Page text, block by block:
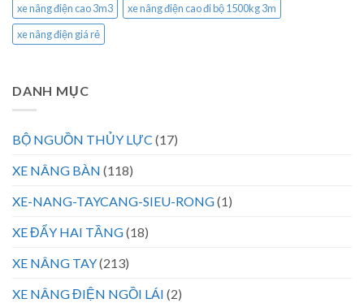
xe nâng điện cao 3m3
xe nâng điện cao đi bộ 1500kg 3m
xe nâng điện giá rẻ
DANH MỤC
BỘ NGUỒN THỦY LỰC (17)
XE NÂNG BÀN (118)
XE-NANG-TAYCANG-SIEU-RONG(1)
XE ĐẨY HAI TẦNG(18)
XE NÂNG TAY(213)
XE NÂNG ĐIỆN NGỒI LÁI (2)